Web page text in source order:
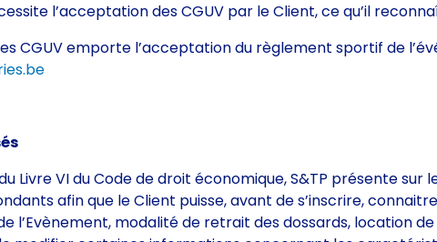
l’acceptation des CGUV par le Client, ce qu’il
CGUV emporte l’acceptation du règlement sportif de
Livre VI du Code de droit économique, S&TP présente sur
afin que le Client puisse, avant de s’inscrire,
l’Evènement, modalité de retrait des dossards, location